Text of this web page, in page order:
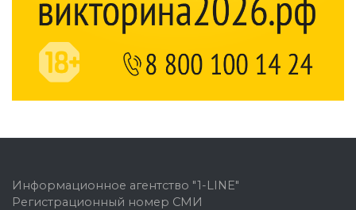
Информационное агентство "1-LINE"
Регистрационный номер СМИ